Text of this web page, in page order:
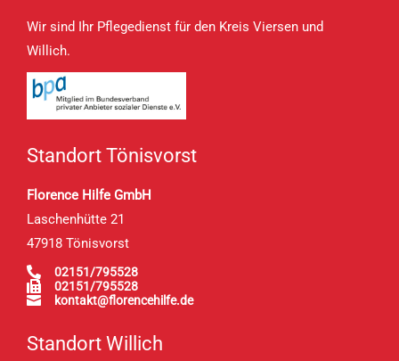
Wir sind Ihr Pflegedienst für den Kreis Viersen und
Willich.
Standort Tönisvorst
Florence Hilfe GmbH
Laschenhütte 21
47918 Tönisvorst

02151/795528

02151/795528

kontakt@florencehilfe.de
Standort Willich